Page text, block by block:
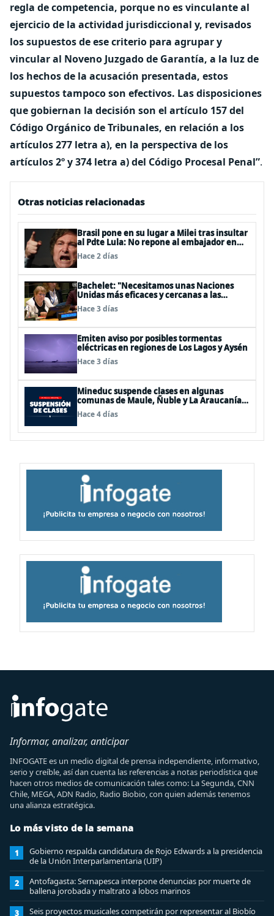
regla de competencia, porque no es vinculante al
ejercicio de la actividad jurisdiccional y, revisados
los supuestos de ese criterio para agrupar y
vincular al Noveno Juzgado de Garantía, a la luz de
los hechos de la acusación presentada, estos
supuestos tampoco son efectivos. Las disposiciones
que gobiernan la decisión son el artículo 157 del
Código Orgánico de Tribunales, en relación a los
artículos 277 letra a), en la perspectiva de los
artículos 2º y 374 letra a) del Código Procesal Penal”.
Otras noticias relacionadas
Brasil pone en su lugar a Milei tras insultar
al Pdte Lula: No repone al embajador en
BBSS y rebaja la relación bilateral
Hace 2 días
Bachelet: "Necesitamos unas Naciones
Unidas más eficaces y cercanas a las
personas"
Hace 3 días
Emiten aviso por posibles tormentas
eléctricas en regiones de Los Lagos y Aysén
Hace 3 días
Mineduc suspende clases en algunas
comunas de Maule, Ñuble y La Araucanía
para este lunes
Hace 4 días
Informar, analizar, anticipar
INFOGATE es un medio digital de prensa independiente, informativo,
serio y creíble, así dan cuenta las referencias a notas periodística que
hacen otros medios de comunicación tales como: La Segunda, CNN
Chile, MEGA, ADN Radio, Radio Biobio, con quien además tenemos
una alianza estratégica.
Lo más visto de la semana
1
Gobierno respalda candidatura de Rojo Edwards a la presidencia
de la Unión Interparlamentaria (UIP)
2
Antofagasta: Sernapesca interpone denuncias por muerte de
ballena jorobada y maltrato a lobos marinos
3
Seis proyectos musicales competirán por representar al Biobío